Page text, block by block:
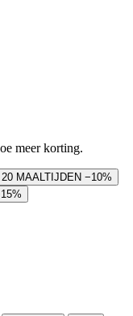
meer korting.
20 MAALTIJDEN −10%